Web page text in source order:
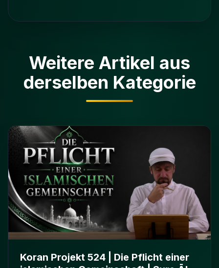
Weitere Artikel aus
derselben Kategorie
Koran Projekt 524 | Die Pflicht einer